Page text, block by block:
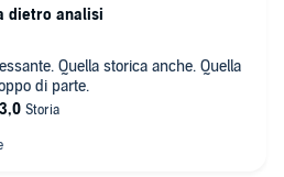
Quella storica anche. Quella
di parte.
dietro analisi